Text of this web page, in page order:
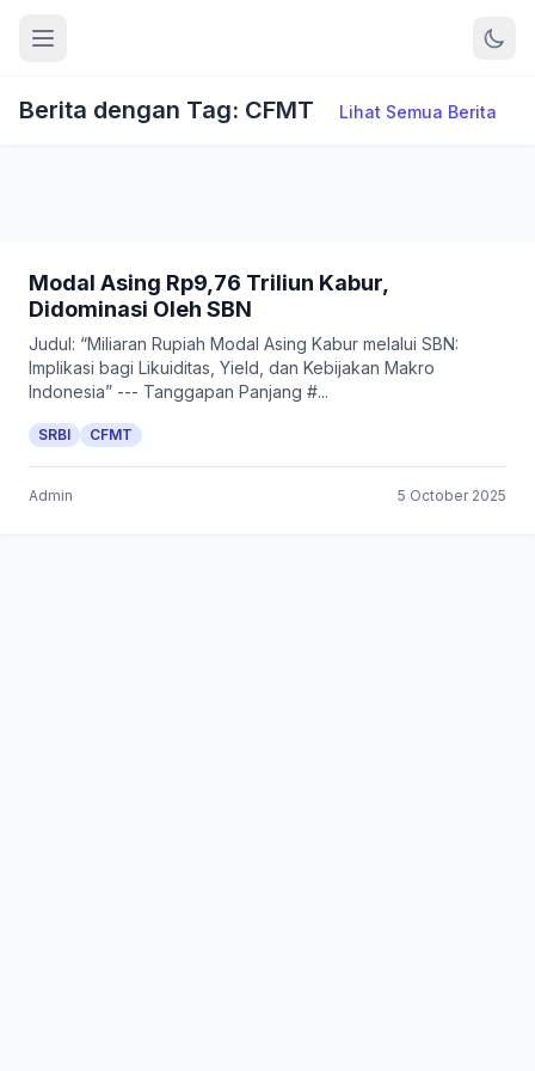
Berita dengan Tag: CFMT Lihat Semua Berita
Modal Asing Rp9,76 Triliun Kabur,
Didominasi Oleh SBN
Judul: “Miliaran Rupiah Modal Asing Kabur melalui SBN:
Implikasi bagi Likuiditas, Yield, dan Kebijakan Makro
Indonesia” --- Tanggapan Panjang #...
SRBI CFMT
Admin 5 October 2025